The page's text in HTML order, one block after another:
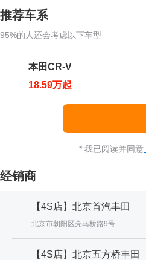
推荐车系
95%的人还会考虑以下车型
本田CR-V
18.59万起
* 我已阅读并同意
经销商
【4S店】北京首汽丰田
北京市朝阳区亮马桥路9号
【4S店】北京五方桥丰田